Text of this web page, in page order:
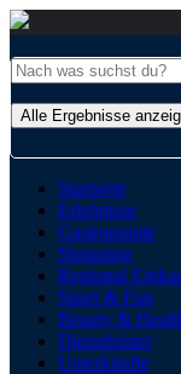
Alle Ergebnisse
Startseite
Erlebnisse
Gastronomie
Shopping
Regional
Sport & Fun
Beauty &
Dienstleister
Unterkünfte